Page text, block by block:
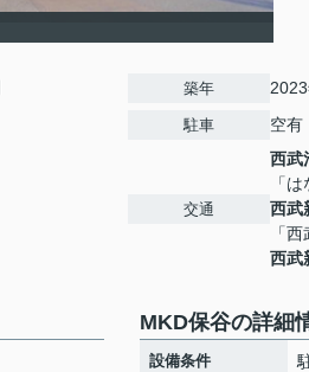
築年
駐車 空有
交通
西武
「
西武
「
西武
MKD保谷の詳細
設備条件